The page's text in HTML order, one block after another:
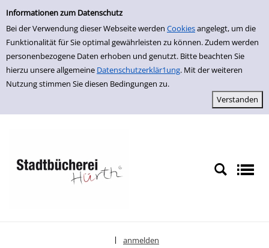
Erweiterte Suche
Informationen zum Datenschutz
Bei der Verwendung dieser Webseite werden Cookiesangelegt, um die
Funktionalität für Sie optimal gewährleisten zu können. Zudem werden
personenbezogene Daten erhoben und genutzt. Bitte beachten Sie
hierzu unsere allgemeine Datenschutzerklär1ung. Mit der weiteren
Nutzung stimmen Sie diesen Bedingungen zu.
zur Navigation springen
zum Inhalt springen
Zur erweiterten Suche springen
anmelden